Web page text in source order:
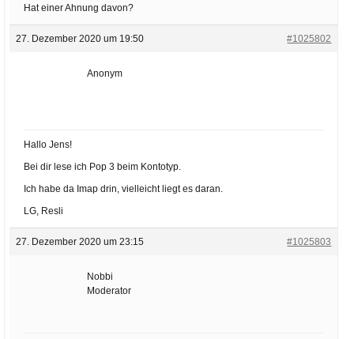
Hat einer Ahnung davon?
27. Dezember 2020 um 19:50 #1025802
Anonym
Hallo Jens!
Bei dir lese ich Pop 3 beim Kontotyp.
Ich habe da Imap drin, vielleicht liegt es daran.
LG, Resli
27. Dezember 2020 um 23:15 #1025803
Nobbi
Moderator